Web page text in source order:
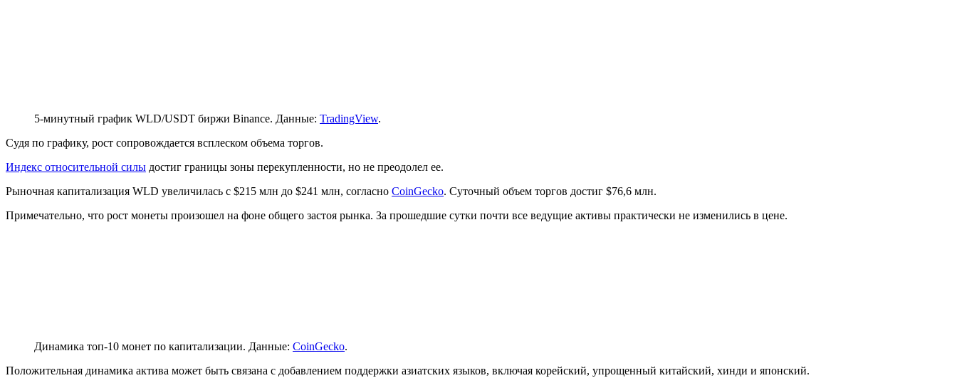
5-минутный график WLD/USDT биржи Binance. Данные: TradingView.
Судя по графику, рост сопровождается всплеском объема торгов.
Индекс относительной силы достиг границы зоны перекупленности, но не преодолел ее.
Рыночная капитализация WLD увеличилась с $215 млн до $241 млн, согласно CoinGecko. Суточный объем торгов достиг $76,6 млн.
Примечательно, что рост монеты произошел на фоне общего застоя рынка. За прошедшие сутки почти все ведущие активы практически не изменились в цене.
Динамика топ-10 монет по капитализации. Данные: CoinGecko.
Положительная динамика актива может быть связана с добавлением поддержки азиатских языков, включая корейский, упрощенный китайский, хинди и японский.